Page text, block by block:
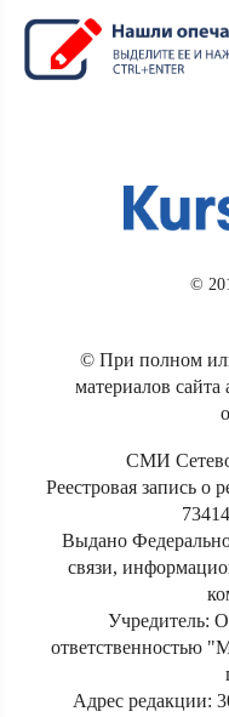
©
© При полном
материалов
СМИ
Реестровая запись
Выдано
связи,
Учредитель:
ответственностью
Адрес редакции: